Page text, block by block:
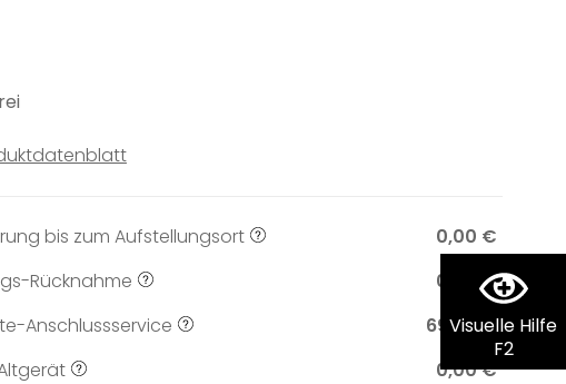
Visuelle Hilfe
F2
bis zum Aufstellungsort
0,00 €
Rücknahme
0,00 €
Anschlussservice
69,00 €
0,00 €